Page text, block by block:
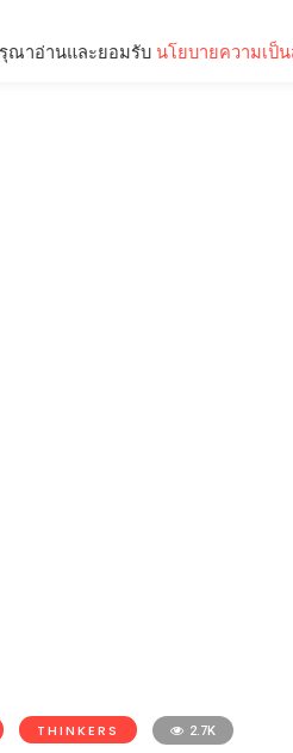
THINKERS 2.7K
รุณาอ่านและยอมรับ นโยบายความเป็